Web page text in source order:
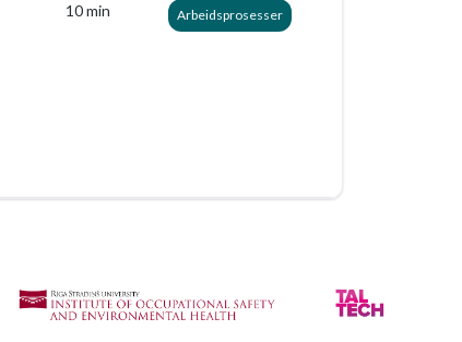
10 min Arbeidsprosesser